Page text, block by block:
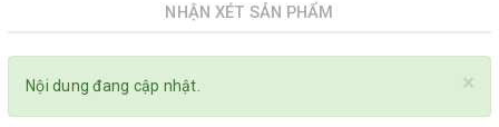
NHẬN XÉT SẢN PHẨM
×
Nội dung đang cập nhật.